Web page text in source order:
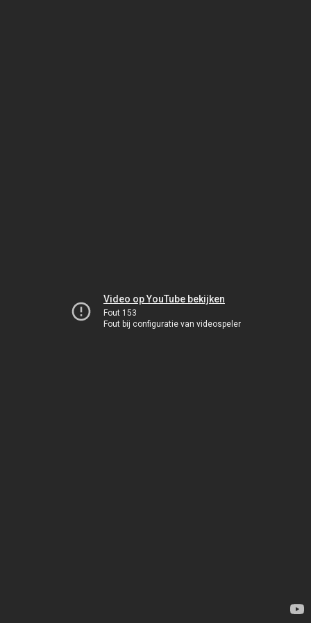
Video op YouTube bekijken
Fout 153
Fout bij configuratie van videospeler